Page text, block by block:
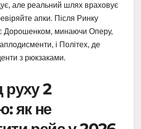
але реальний шлях враховує
апки. Після Ринку
Дорошенком, минаючи Оперу,
і Політех, де
з рюкзаками.
руху 2
як не